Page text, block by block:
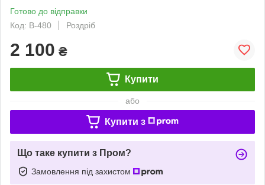
Готово до відправки
Код: B-480
Роздріб
2 100 ₴
Купити
або
Купити з
Що таке купити з Пром?
Замовлення під захистом